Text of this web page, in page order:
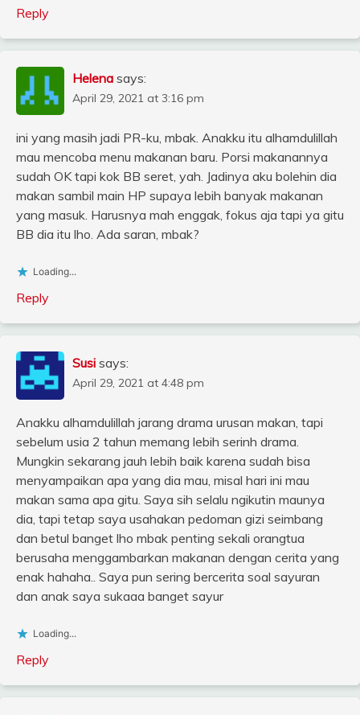
Reply
Helena says:
April 29, 2021 at 3:16 pm
ini yang masih jadi PR-ku, mbak. Anakku itu alhamdulillah
mau mencoba menu makanan baru. Porsi makanannya
sudah OK tapi kok BB seret, yah. Jadinya aku bolehin dia
makan sambil main HP supaya lebih banyak makanan
yang masuk. Harusnya mah enggak, fokus aja tapi ya gitu
BB dia itu lho. Ada saran, mbak?
Loading...
Reply
Susi says:
April 29, 2021 at 4:48 pm
Anakku alhamdulillah jarang drama urusan makan, tapi
sebelum usia 2 tahun memang lebih serinh drama.
Mungkin sekarang jauh lebih baik karena sudah bisa
menyampaikan apa yang dia mau, misal hari ini mau
makan sama apa gitu. Saya sih selalu ngikutin maunya
dia, tapi tetap saya usahakan pedoman gizi seimbang
dan betul banget lho mbak penting sekali orangtua
berusaha menggambarkan makanan dengan cerita yang
enak hahaha.. Saya pun sering bercerita soal sayuran
dan anak saya sukaaa banget sayur
Loading...
Reply